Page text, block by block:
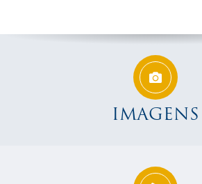
IMAGENS